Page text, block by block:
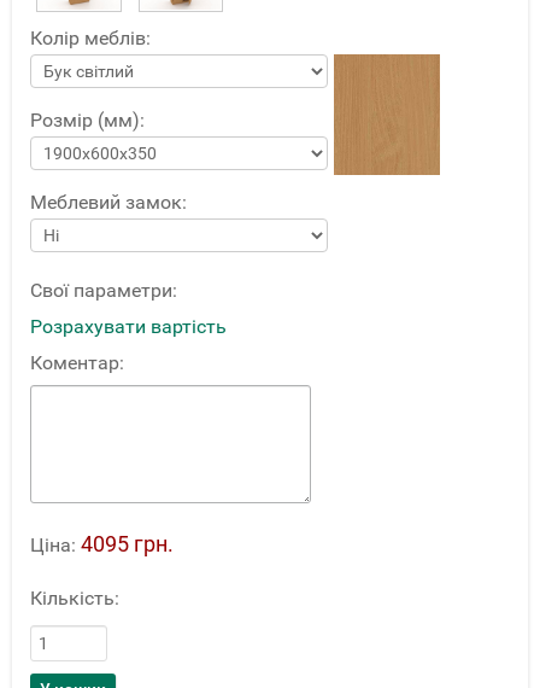
Колір меблів:
Розмір (мм):
Меблевий замок:
Свої параметри:
Розрахувати вартість
Коментар:
Ціна: 4095 грн.
Кількість: